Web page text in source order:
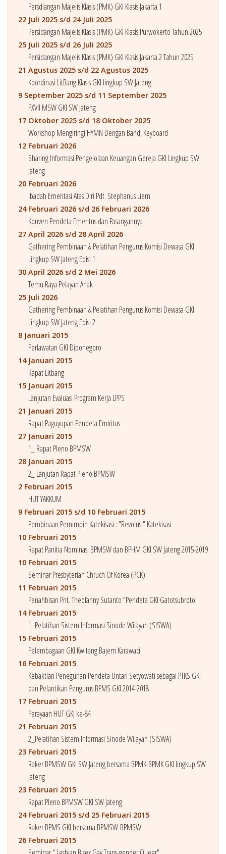
Persdiangan Majelis Klasis (PMK) GKI Klasis Jakarta 1
22 Juli 2025 s/d 24 Juli 2025
Persidangan Majelis Klasis (PMK) GKI Klasis Purwokerto Tahun 2025
25 Juli 2025 s/d 26 Juli 2025
Persidangan Majelis Klasis (PMK) GKI Klasis Jakarta 2 Tahun 2025
21 Agustus 2025 s/d 22 Agustus 2025
Koordinasi LitBang Klasis GKI lingkup SW Jateng
9 September 2025 s/d 11 September 2025
PXVII MSW GKI SW Jateng
17 Oktober 2025 s/d 18 Oktober 2025
Workshop Mengiringi HYMN Dengan Band, Keyboard
12 Februari 2026
Sharing Informasi Pengelolaan Keuangan Gereja GKI Lingkup SW
Jateng
20 Februari 2026
Ibadah Emeritasi Atas Diri Pdt. Stephanus Liem
24 Februari 2026 s/d 26 Februari 2026
Konven Pendeta Emeritus dan Pasangannya
27 April 2026 s/d 28 April 2026
Gathering Pembinaan & Pelatihan Pengurus Komisi Dewasa GKI
Lingkup SW Jateng Edisi 1
30 April 2026 s/d 2 Mei 2026
Temu Raya Pelayan Anak
25 Juli 2026
Gathering Pembinaan & Pelatihan Pengurus Komisi Dewasa GKI
Lingkup SW Jateng Edisi 2
8 Januari 2015
Perlawatan GKI Diponegoro
14 Januari 2015
Rapat Litbang
15 Januari 2015
Lanjutan Evaluasi Program Kerja LPPS
21 Januari 2015
Rapat Paguyupan Pendeta Emiritus
27 Januari 2015
1_ Rapat Pleno BPMSW
28 Januari 2015
2_ Lanjutan Rapat Pleno BPMSW
2 Februari 2015
HUT YAKKUM
9 Februari 2015 s/d 10 Februari 2015
Pembinaan Pemimpin Katekisasi : "Revolusi" Katekisasi
10 Februari 2015
Rapat Panitia Nominasi BPMSW dan BPHM GKI SW Jateng 2015-2019
10 Februari 2015
Seminar Presbyterian Chruch Of Korea (PCK)
11 Februari 2015
Penahbisan Pnt. Theofanny Sutanto "Pendeta GKI Gatotsubroto"
14 Februari 2015
1_Pelatihan Sistem Informasi Sinode Wilayah (SISWA)
15 Februari 2015
Pelembagaan GKI Kwitang Bajem Karawaci
16 Februari 2015
Kebaktian Peneguhan Pendeta Untari Setyowati sebagai PTKS GKI
dan Pelantikan Pengurus BPMS GKI 2014-2018
17 Februari 2015
Perayaan HUT GKJ ke-84
21 Februari 2015
2_Pelatihan Sistem Informasi Sinode Wilayah (SISWA)
23 Februari 2015
Raker BPMSW GKI SW Jateng bersama BPMK-BPMK GKI lingkup SW
Jateng
23 Februari 2015
Rapat Pleno BPMSW GKI SW Jateng
24 Februari 2015 s/d 25 Februari 2015
Raker BPMS GKI bersama BPMSW-BPMSW
26 Februari 2015